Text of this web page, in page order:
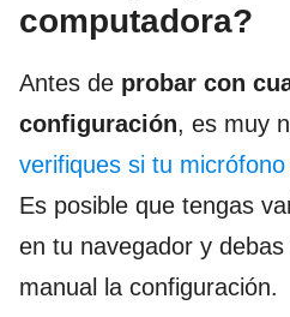
computadora?
Antes de probar con
configuración, es muy
verifiques si tu
Es posible que tengas
en tu navegador y
manual la configuración.